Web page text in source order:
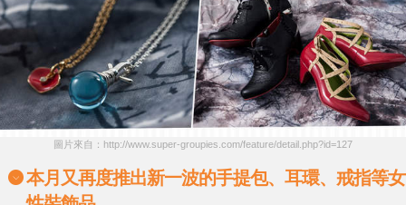
圖片來自：http://www.super-groupies.com/feature/detail.php?id=127
本月又再度推出新一波的手提包、耳環、戒指等女